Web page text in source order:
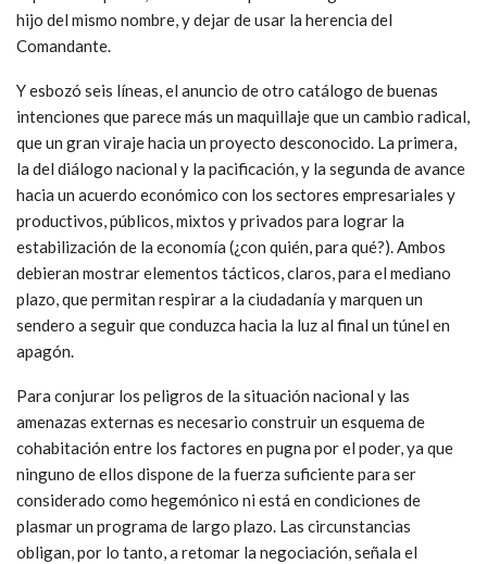
hijo del mismo nombre, y dejar de usar la herencia del
Comandante.
Y esbozó seis líneas, el anuncio de otro catálogo de buenas
intenciones que parece más un maquillaje que un cambio radical,
que un gran viraje hacia un proyecto desconocido. La primera,
la del diálogo nacional y la pacificación, y la segunda de avance
hacia un acuerdo económico con los sectores empresariales y
productivos, públicos, mixtos y privados para lograr la
estabilización de la economía (¿con quién, para qué?). Ambos
debieran mostrar elementos tácticos, claros, para el mediano
plazo, que permitan respirar a la ciudadanía y marquen un
sendero a seguir que conduzca hacia la luz al final un túnel en
apagón.
Para conjurar los peligros de la situación nacional y las
amenazas externas es necesario construir un esquema de
cohabitación entre los factores en pugna por el poder, ya que
ninguno de ellos dispone de la fuerza suficiente para ser
considerado como hegemónico ni está en condiciones de
plasmar un programa de largo plazo. Las circunstancias
obligan, por lo tanto, a retomar la negociación, señala el